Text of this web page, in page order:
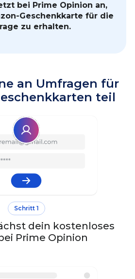
bei Prime Opinion an,
Geschenkkarte für die
zu erhalten.
an Umfragen für
teil
Schritt 1
dein kostenloses
Prime Opinion